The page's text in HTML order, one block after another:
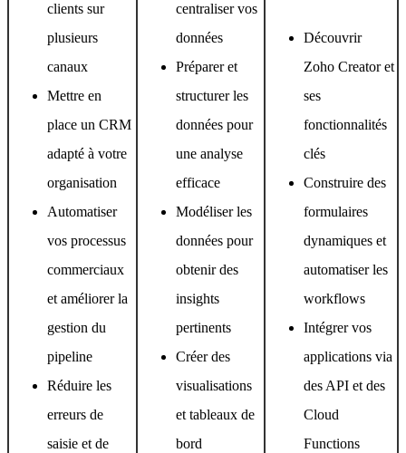
clients sur
plusieurs
canaux
Mettre en
place un CRM
adapté à votre
organisation
Automatiser
vos processus
commerciaux
et améliorer la
gestion du
pipeline
Réduire les
erreurs de
saisie et de
centraliser vos
données
Préparer et
structurer les
données pour
une analyse
efficace
Modéliser les
données pour
obtenir des
insights
pertinents
Créer des
visualisations
et tableaux de
bord
Découvrir
Zoho Creator et
ses
fonctionnalités
clés
Construire des
formulaires
dynamiques et
automatiser les
workflows
Intégrer vos
applications via
des API et des
Cloud
Functions